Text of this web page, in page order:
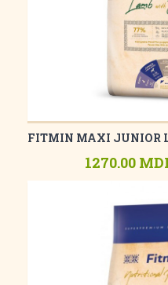
FITMIN MAXI JUNIOR
1270.00